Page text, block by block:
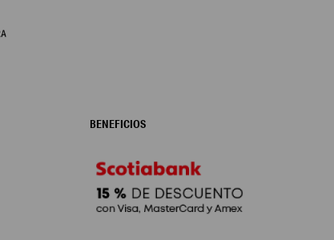
BENEFICIOS